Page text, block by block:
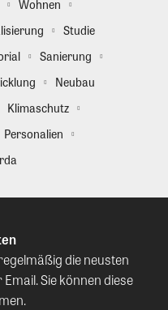
Wohnen
Studie
Sanierung
Neubau
Klimaschutz
Personalien
die neusten
Sie können diese